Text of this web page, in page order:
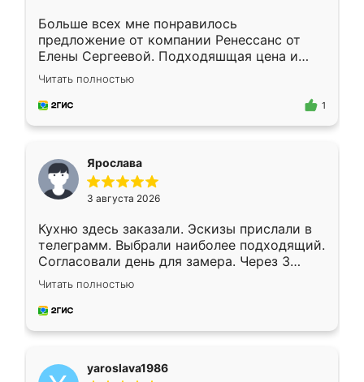
Больше всех мне понравилось
предложение от компании Ренессанс от
Елены Сергеевой. Подходяшщая цена и
короткие сроки изготовления. Приехавший
для замера сотрудник Владислав
предложил по моему эскизу самый
Читать полностью
1
Ярослава
3 августа 2026
Кухню здесь заказали. Эскизы прислали в
телеграмм. Выбрали наиболее подходящий.
Согласовали день для замера. Через 3
недели кухня была уже готова. Остались
довольны работой. Спасибо Ренессанс
мебель за качественную работу!
Читать полностью
yaroslava1986